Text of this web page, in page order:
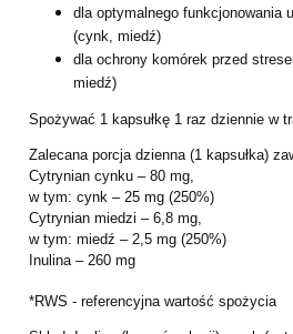
dla optymalnego funkcjonowania
(cynk, miedź)
dla ochrony komórek przed
miedź)
Spożywać 1 kapsułkę 1 raz dziennie w
Zalecana porcja dzienna (1 kapsułka)
Cytrynian cynku – 80 mg,
w tym: cynk – 25 mg (250%)
Cytrynian miedzi – 6,8 mg,
w tym: miedź – 2,5 mg (250%)
Inulina – 260 mg
*RWS - referencyjna wartość spożycia